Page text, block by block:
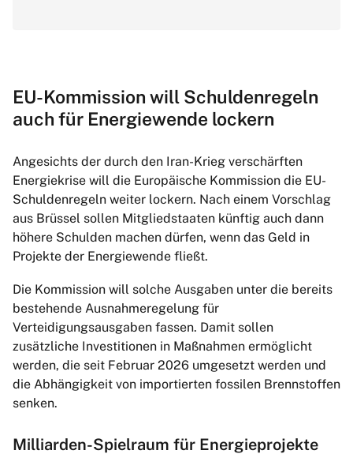
EU-Kommission will Schuldenregeln
auch für Energiewende lockern
Angesichts der durch den Iran-Krieg verschärften
Energiekrise will die Europäische Kommission die EU-
Schuldenregeln weiter lockern. Nach einem Vorschlag
aus Brüssel sollen Mitgliedstaaten künftig auch dann
höhere Schulden machen dürfen, wenn das Geld in
Projekte der Energiewende fließt.
Die Kommission will solche Ausgaben unter die bereits
bestehende Ausnahmeregelung für
Verteidigungsausgaben fassen. Damit sollen
zusätzliche Investitionen in Maßnahmen ermöglicht
werden, die seit Februar 2026 umgesetzt werden und
die Abhängigkeit von importierten fossilen Brennstoffen
senken.
Milliarden-Spielraum für Energieprojekte